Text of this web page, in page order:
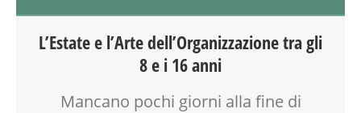
VACANZE
L’Estate e l’Arte dell’Organizzazione tra gli
8 e i 16 anni
Mancano pochi giorni alla fine di